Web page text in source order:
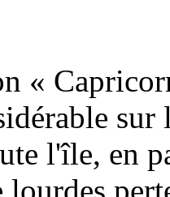
«
l'île, en